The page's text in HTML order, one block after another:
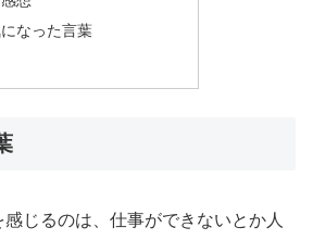
なった言葉
感じるのは、仕事ができないとか人